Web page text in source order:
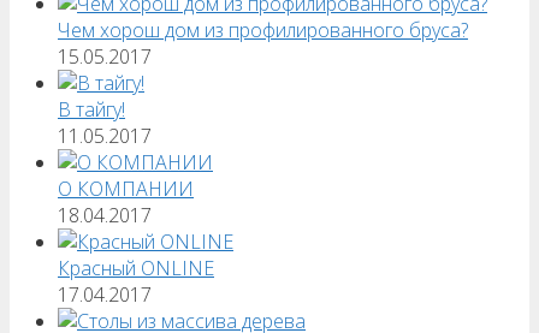
Чем хорош дом из профилированного бруса?
15.05.2017
В тайгу!
11.05.2017
О КОМПАНИИ
18.04.2017
Красный ONLINE
17.04.2017